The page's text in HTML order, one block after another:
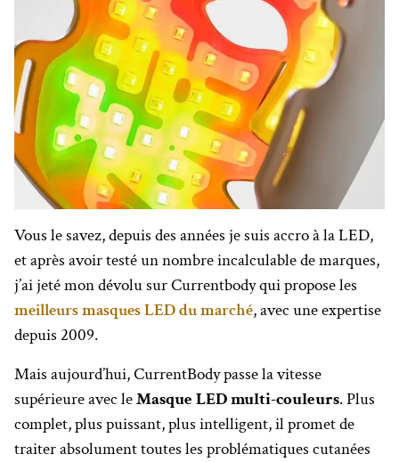
Vous le savez, depuis des années je suis accro à la LED,
et après avoir testé un nombre incalculable de marques,
j’ai jeté mon dévolu sur Currentbody qui propose les
meilleurs masques LED du marché, avec une expertise
depuis 2009.
Mais aujourd’hui, CurrentBody passe la vitesse
supérieure avec leMasque LED multi-couleurs. Plus
complet, plus puissant, plus intelligent, il promet de
traiter absolument toutes les problématiques cutanées